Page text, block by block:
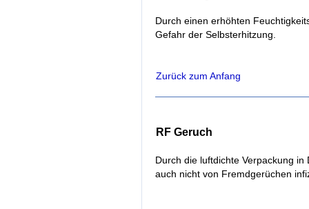
Durch einen erhöhten
Gefahr der Selbsterhitzung.
Zurück zum Anfang
RF Geruch
Durch die luftdichte Verpackung
auch nicht von Fremdgerüchen